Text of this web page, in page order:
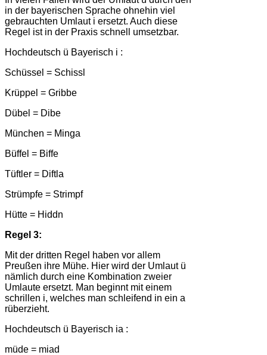
in der bayerischen Sprache ohnehin viel
gebrauchten Umlaut i ersetzt. Auch diese
Regel ist in der Praxis schnell umsetzbar.
Hochdeutsch ü Bayerisch i :
Schüssel = Schissl
Krüppel = Gribbe
Dübel = Dibe
München = Minga
Büffel = Biffe
Tüftler = Diftla
Strümpfe = Strimpf
Hütte = Hiddn
Regel 3:
Mit der dritten Regel haben vor allem
Preußen ihre Mühe. Hier wird der Umlaut ü
nämlich durch eine Kombination zweier
Umlaute ersetzt. Man beginnt mit einem
schrillen i, welches man schleifend in ein a
rüberzieht.
Hochdeutsch ü Bayerisch ia :
müde = miad